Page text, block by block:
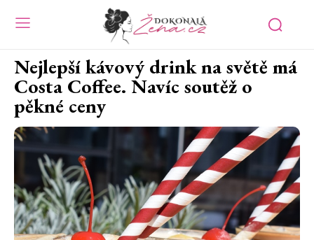
Nejlepší kávový drink na světě má
Costa Coffee. Navíc soutěž o
pěkné ceny